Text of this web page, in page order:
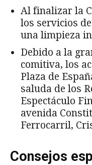
Al finalizar la
los servicios
una limpieza
Debido a la
comitiva, los
Plaza de
saluda de los
Espectáculo
avenida
Ferrocarril,
Consejos